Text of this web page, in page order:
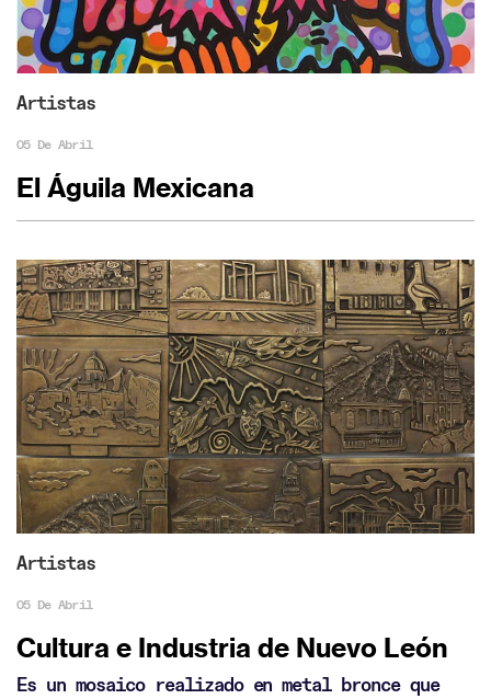
Artistas
05 De Abril
El Águila Mexicana
Artistas
05 De Abril
Cultura e Industria de Nuevo León
Es un mosaico realizado en metal bronce que